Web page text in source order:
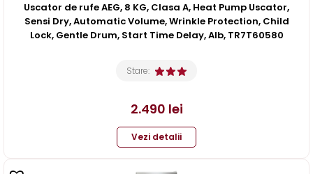
Uscator de rufe AEG, 8 KG, Clasa A, Heat Pump Uscator,
Sensi Dry, Automatic Volume, Wrinkle Protection, Child
Lock, Gentle Drum, Start Time Delay, Alb, TR7T60580
Stare:
2.490 lei
Vezi detalii